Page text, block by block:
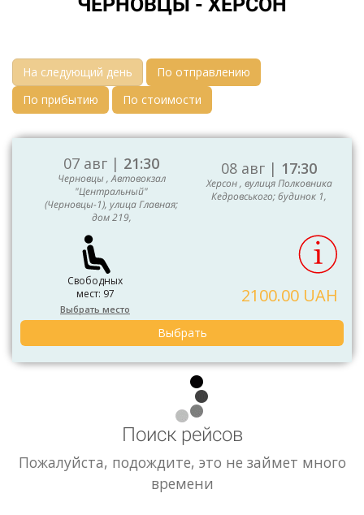
На следующий день
По отправлению
По прибытию
По стоимости
07 авг | 21:30
Черновцы , Автовокзал
"Центральный"
(Черновцы-1), улица Главная;
дом 219,
08 авг | 17:30
Херсон , вулиця Полковника
Кедровського; будинок 1,
Свободных
мест: 97
Выбрать место
2100.00 UAH
Выбрать
Поиск рейсов
Пожалуйста, подождите, это не займет много
времени